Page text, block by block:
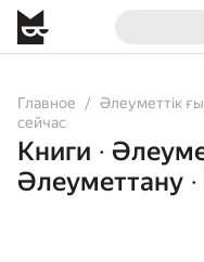
Главное Әлеуметтік
сейчас
Книги •
Әлеуметтану •